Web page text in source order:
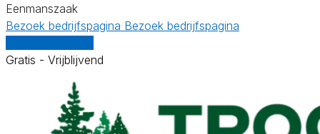
Eenmanszaak
Bezoek bedrijfspagina Bezoek bedrijfspagina
Gratis - Vrijblijvend